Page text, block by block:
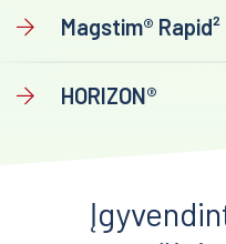
Magstim® Rapid²
HORIZON®